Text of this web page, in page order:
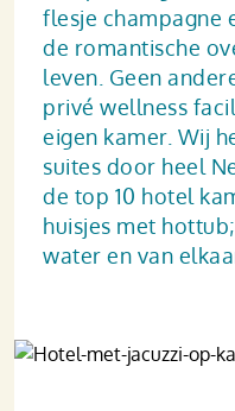
flesje champagne
de romantische
leven. Geen
privé wellness
eigen kamer. Wij
suites door heel
de top 10 hotel
huisjes met
water en van